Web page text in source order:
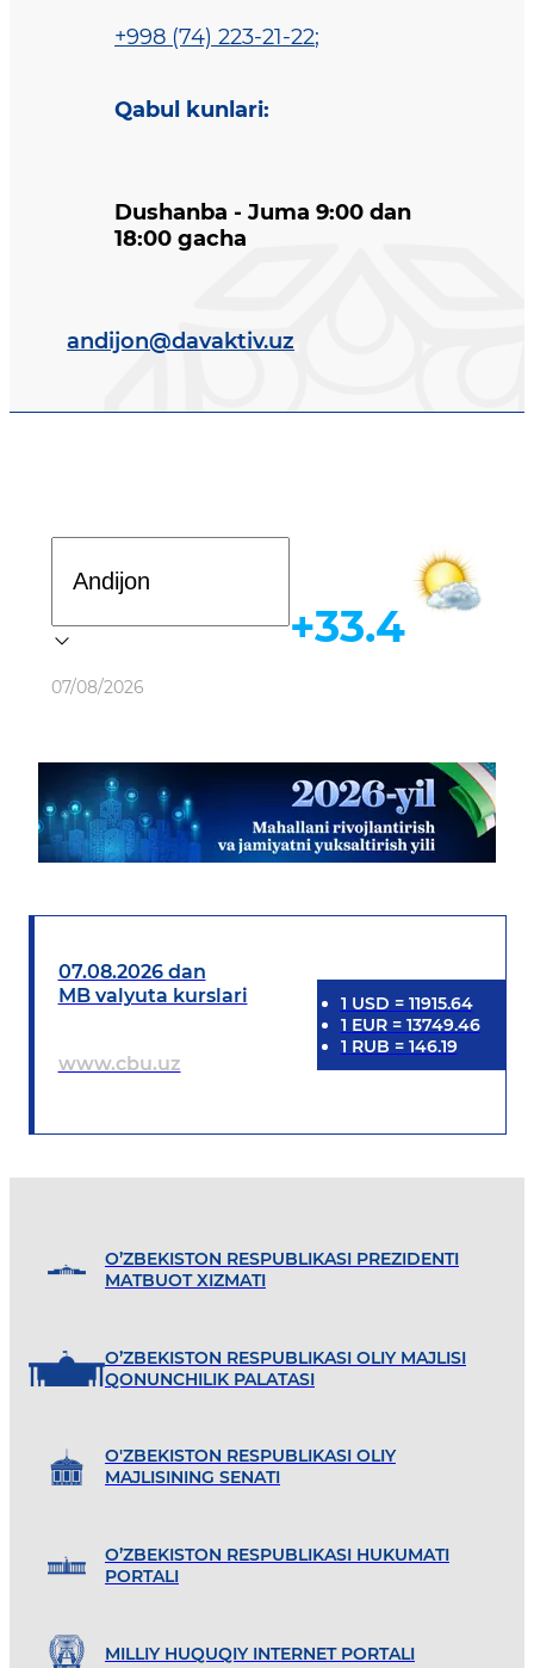
+998 (74) 223-21-22;
Qabul kunlari:
Dushanba - Juma 9:00 dan
18:00 gacha
andijon@davaktiv.uz
Ob-havo
07/08/2026
+33.4
07.08.2026 dan
MB valyuta kurslari
www.cbu.uz
1 USD = 11915.64
1 EUR= 13749.46
1 RUB = 146.19
O’ZBEKISTON RESPUBLIKASI PREZIDENTI
MATBUOT XIZMATI
O’ZBEKISTON RESPUBLIKASI OLIY MAJLISI
QONUNCHILIK PALATASI
O'ZBEKISTON RESPUBLIKASI OLIY
MAJLISINING SENATI
O’ZBEKISTON RESPUBLIKASI HUKUMATI
PORTALI
MILLIY HUQUQIY INTERNET PORTALI